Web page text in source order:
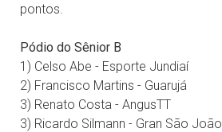
pontos.
Pódio do Sênior B
1) Celso Abe - Esporte Jundiaí
2) Francisco Martins - Guarujá
3) Renato Costa - AngusTT
3) Ricardo Silmann - Gran São João